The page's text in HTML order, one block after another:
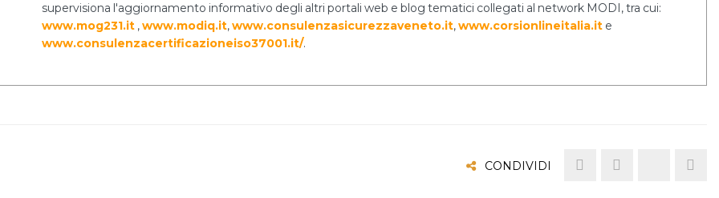
supervisiona l'aggiornamento informativo degli altri portali web e blog tematici collegati al network MODI, tra cui:
www.mog231.it ,www.modiq.it,www.consulenzasicurezzaveneto.it,www.corsionlineitalia.it e
www.consulenzacertificazioneiso37001.it/.
CONDIVIDI